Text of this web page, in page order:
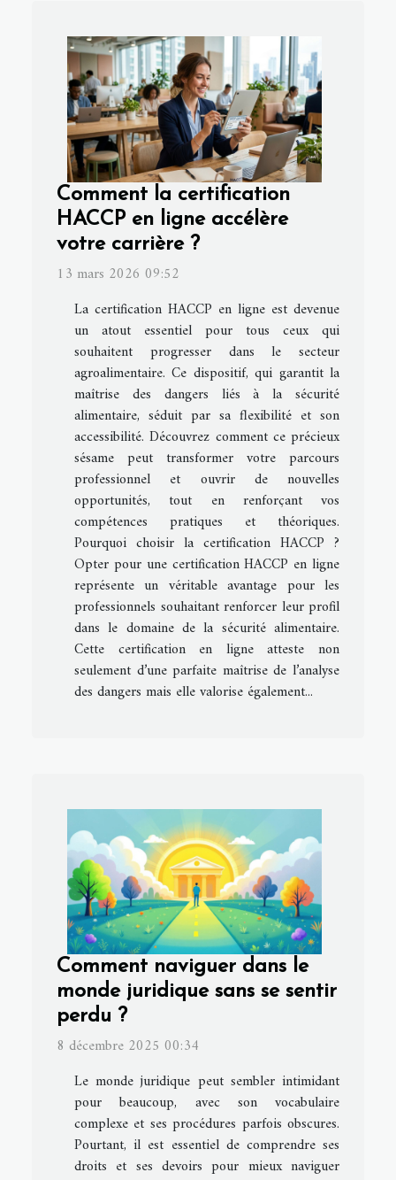
Comment la certification
HACCP en ligne accélère
votre carrière ?
13 mars 2026 09:52
La certification HACCP en ligne est devenue
un atout essentiel pour tous ceux qui
souhaitent progresser dans le secteur
agroalimentaire. Ce dispositif, qui garantit la
maîtrise des dangers liés à la sécurité
alimentaire, séduit par sa flexibilité et son
accessibilité. Découvrez comment ce précieux
sésame peut transformer votre parcours
professionnel et ouvrir de nouvelles
opportunités, tout en renforçant vos
compétences pratiques et théoriques.
Pourquoi choisir la certification HACCP ?
Opter pour une certification HACCP en ligne
représente un véritable avantage pour les
professionnels souhaitant renforcer leur profil
dans le domaine de la sécurité alimentaire.
Cette certification en ligne atteste non
seulement d’une parfaite maîtrise de l’analyse
des dangers mais elle valorise également...
Comment naviguer dans le
monde juridique sans se sentir
perdu ?
8 décembre 2025 00:34
Le monde juridique peut sembler intimidant
pour beaucoup, avec son vocabulaire
complexe et ses procédures parfois obscures.
Pourtant, il est essentiel de comprendre ses
droits et ses devoirs pour mieux naviguer